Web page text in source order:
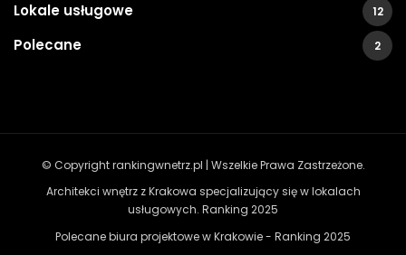
Lokale usługowe 12
Polecane 2
© Copyright rankingwnetrz.pl | Wszelkie Prawa Zastrzeżone.
Architekci wnętrz z Krakowa specjalizujący się w lokalach
usługowych. Ranking 2025
Polecane biura projektowe w Krakowie - Ranking 2025